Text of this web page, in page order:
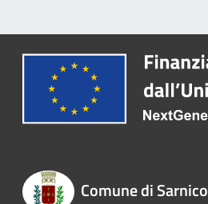
Comune di Sarnico